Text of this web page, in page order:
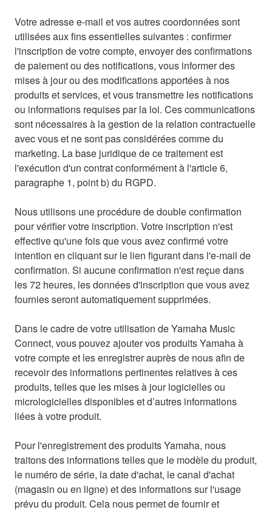
Votre adresse e-mail et vos autres coordonnées sont
utilisées aux fins essentielles suivantes : confirmer
l'inscription de votre compte, envoyer des confirmations
de paiement ou des notifications, vous informer des
mises à jour ou des modifications apportées à nos
produits et services, et vous transmettre les notifications
ou informations requises par la loi. Ces communications
sont nécessaires à la gestion de la relation contractuelle
avec vous et ne sont pas considérées comme du
marketing. La base juridique de ce traitement est
l'exécution d'un contrat conformément à l'article 6,
paragraphe 1, point b) du RGPD.
Nous utilisons une procédure de double confirmation
pour vérifier votre inscription. Votre inscription n'est
effective qu'une fois que vous avez confirmé votre
intention en cliquant sur le lien figurant dans l'e-mail de
confirmation. Si aucune confirmation n'est reçue dans
les 72 heures, les données d'inscription que vous avez
fournies seront automatiquement supprimées.
Dans le cadre de votre utilisation de Yamaha Music
Connect, vous pouvez ajouter vos produits Yamaha à
votre compte et les enregistrer auprès de nous afin de
recevoir des informations pertinentes relatives à ces
produits, telles que les mises à jour logicielles ou
micrologicielles disponibles et d’autres informations
liées à votre produit.
Pour l'enregistrement des produits Yamaha, nous
traitons des informations telles que le modèle du produit,
le numéro de série, la date d'achat, le canal d'achat
(magasin ou en ligne) et des informations sur l'usage
prévu du produit. Cela nous permet de fournir et